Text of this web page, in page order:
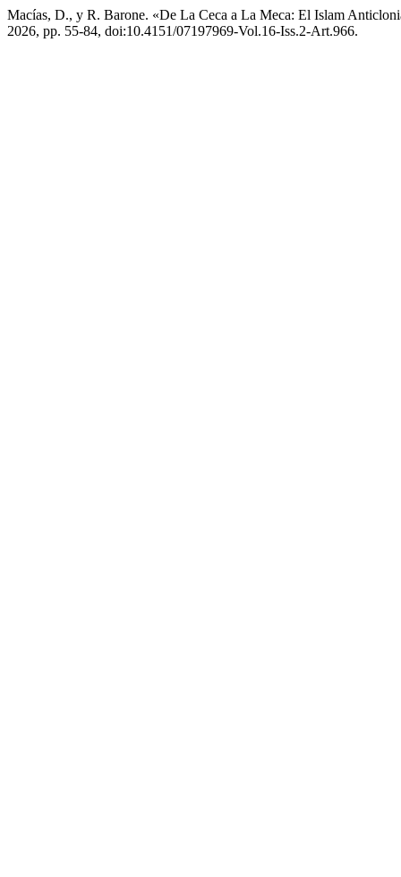
Macías, D., y R. Barone. «De La Ceca a La Meca: El Islam
2026, pp. 55-84, doi:10.4151/07197969-Vol.16-Iss.2-Art.966.